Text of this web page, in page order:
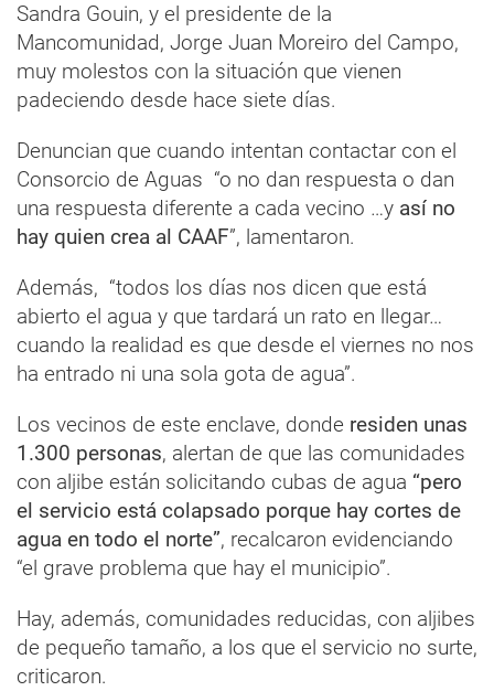
Sandra Gouin, y el presidente de la
Mancomunidad, Jorge Juan Moreiro del Campo,
muy molestos con la situación que vienen
padeciendo desde hace siete días.
Denuncian que cuando intentan contactar con el
Consorcio de Aguas “o no dan respuesta o dan
una respuesta diferente a cada vecino …y así no
hay quien crea al CAAF”, lamentaron.
Además, “todos los días nos dicen que está
abierto el agua y que tardará un rato en llegar…
cuando la realidad es que desde el viernes no nos
ha entrado ni una sola gota de agua”.
Los vecinos de este enclave, donde residen unas
1.300 personas, alertan de que las comunidades
con aljibe están solicitando cubas de agua “pero
el servicio está colapsado porque hay cortes de
agua en todo el norte”, recalcaron evidenciando
“el grave problema que hay el municipio”.
Hay, además, comunidades reducidas, con aljibes
de pequeño tamaño, a los que el servicio no surte,
criticaron.